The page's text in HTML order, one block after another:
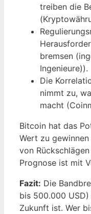
treiben die
bremsen
Ingenieure)).
Die
nimmt zu,
macht
Bitcoin hat das
Wert zu
von
Prognose ist mit
Fazit: Die
bis 500.000
Zukunft ist. Wer